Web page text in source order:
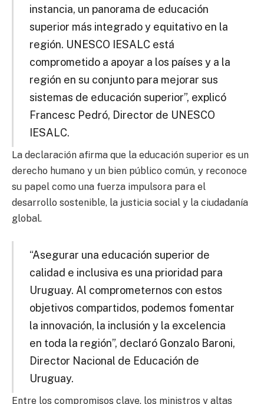
instancia, un panorama de educación
superior más integrado y equitativo en la
región. UNESCO IESALC está
comprometido a apoyar a los países y a la
región en su conjunto para mejorar sus
sistemas de educación superior”, explicó
Francesc Pedró, Director de UNESCO
IESALC.
La declaración afirma que la educación superior es un
derecho humano y un bien público común, y reconoce
su papel como una fuerza impulsora para el
desarrollo sostenible, la justicia social y la ciudadanía
global.
“Asegurar una educación superior de
calidad e inclusiva es una prioridad para
Uruguay. Al comprometernos con estos
objetivos compartidos, podemos fomentar
la innovación, la inclusión y la excelencia
en toda la región”, declaró Gonzalo Baroni,
Director Nacional de Educación de
Uruguay.
Entre los compromisos clave, los ministros y altas